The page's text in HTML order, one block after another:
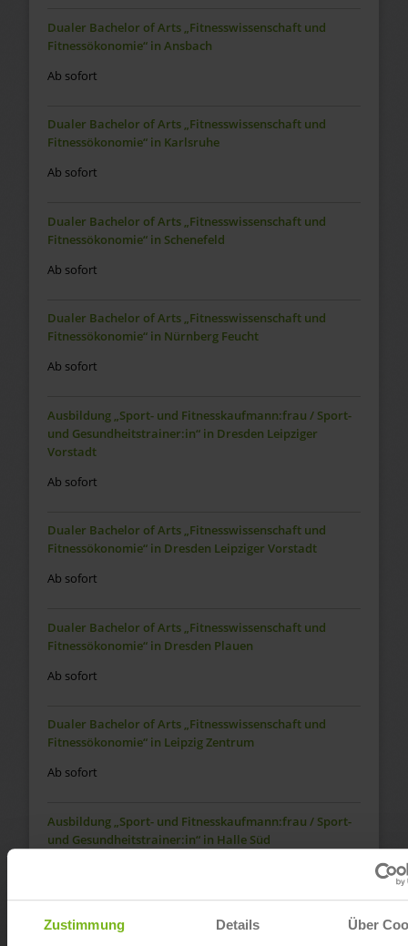
Zustimmung Details Über
Dualer Bachelor of Arts „Fitnesswissenschaft und
Fitnessökonomie“ in Ansbach
Ab sofort
Dualer Bachelor of Arts „Fitnesswissenschaft und
Fitnessökonomie“ in Karlsruhe
Ab sofort
Dualer Bachelor of Arts „Fitnesswissenschaft und
Fitnessökonomie“ in Schenefeld
Ab sofort
Dualer Bachelor of Arts „Fitnesswissenschaft und
Fitnessökonomie“ in Nürnberg Feucht
Ab sofort
Ausbildung „Sport- und Fitnesskaufmann:frau / Sport-
und Gesundheitstrainer:in“ in Dresden Leipziger
Vorstadt
Ab sofort
Dualer Bachelor of Arts „Fitnesswissenschaft und
Fitnessökonomie“ in Dresden Leipziger Vorstadt
Ab sofort
Dualer Bachelor of Arts „Fitnesswissenschaft und
Fitnessökonomie“ in Dresden Plauen
Ab sofort
Dualer Bachelor of Arts „Fitnesswissenschaft und
Fitnessökonomie“ in Leipzig Zentrum
Ab sofort
Ausbildung „Sport- und Fitnesskaufmann:frau / Sport-
und Gesundheitstrainer:in“ in Halle Süd
Dualer Bachelor of Arts „Fitnesswissenschaft und
Fitnessökonomie“ in Hamburg Bramfeld